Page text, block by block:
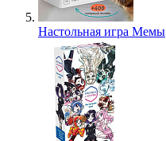
Настольная игра Мемы